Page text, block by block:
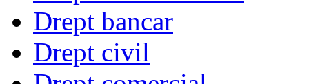
Drept bancar
Drept civil